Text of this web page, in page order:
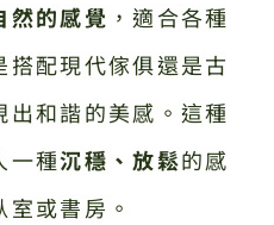
然的感覺 ，適合各種
搭配現代傢俱還是古
和諧的美感。這種
一種沉穩、放鬆的感
或書房。